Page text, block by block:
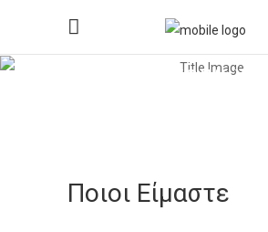
Επικοινωνία
Ποιοι Είμαστε